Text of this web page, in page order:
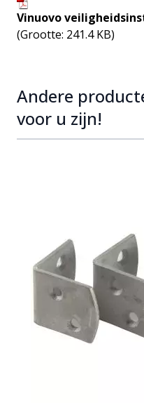
Vinuovo
(Grootte: 241.4 KB)
Andere
voor u zijn!